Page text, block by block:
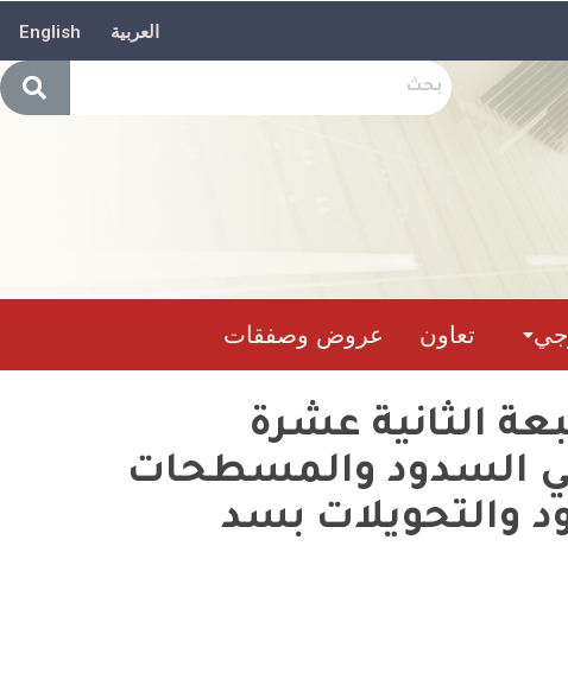
العربية English
تعاون عروض وصفقات
الثانية عشرة
السدود والمسطحات
والتحويلات بسد